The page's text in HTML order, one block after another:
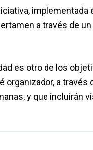
a través de
es otro de los
a través
y que incluirán